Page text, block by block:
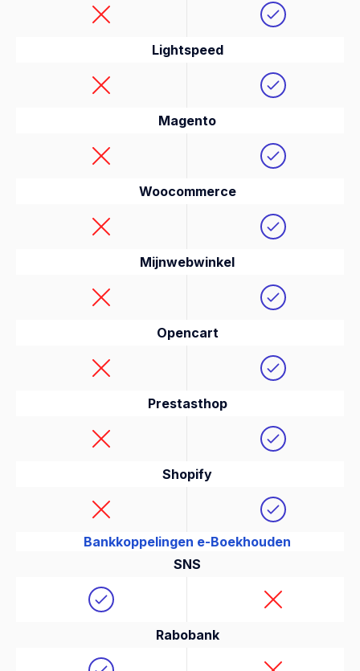
Lightspeed
Magento
Woocommerce
Mijnwebwinkel
Opencart
Prestasthop
Shopify
Bankkoppelingen e-Boekhouden
SNS
Rabobank